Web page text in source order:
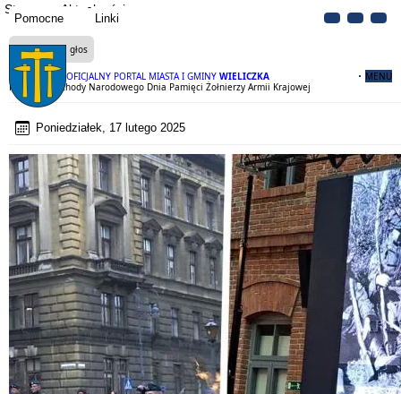
Pomocne Linki
OFICJALNY PORTAL MIASTA I GMINY WIELICZKA MENU
Strona Aktualności
Czytaj na głos
Pierwsze obchody Narodowego Dnia Pamięci Żołnierzy Armii Krajowej
Poniedziałek, 17 lutego 2025